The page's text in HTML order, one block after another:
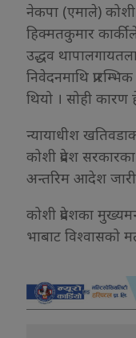
नेकपा (एमाले)
हिक्मतकुमार
उद्धव
निवेदनमाथि
थियो । सोही कारण
न्यायाधीश
कोशी प्रदेश
अन्तरिम आदेश जारी
कोशी प्रदेशका
भाबाट विश्वासको